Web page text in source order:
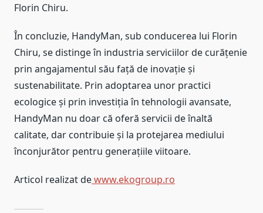
Florin Chiru.
În concluzie, HandyMan, sub conducerea lui Florin
Chiru, se distinge în industria serviciilor de curățenie
prin angajamentul său față de inovație și
sustenabilitate. Prin adoptarea unor practici
ecologice și prin investiția în tehnologii avansate,
HandyMan nu doar că oferă servicii de înaltă
calitate, dar contribuie și la protejarea mediului
înconjurător pentru generațiile viitoare.
Articol realizat dewww.ekogroup.ro